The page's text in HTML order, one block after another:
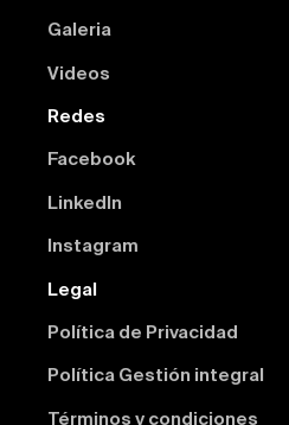
Galeria
Videos
Redes
Facebook
Linkedln
Instagram
Legal
Política de Privacidad
Política Gestión integral
Términos y condiciones